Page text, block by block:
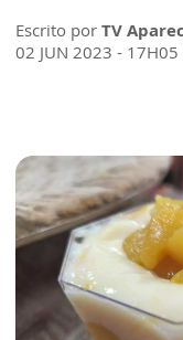
Escrito por TV
02 JUN 2023 -